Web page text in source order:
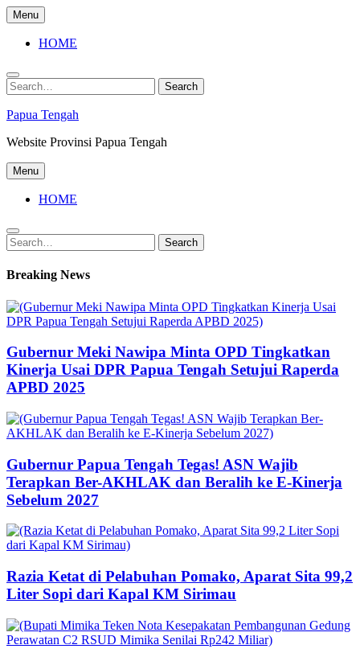
Skip
to
content
Menu
HOME
Search
for:
Search
Papua Tengah
Website Provinsi Papua Tengah
Menu
HOME
Search
for:
Search
Breaking News
Gubernur Meki Nawipa Minta OPD Tingkatkan
Kinerja Usai DPR Papua Tengah Setujui Raperda
APBD 2025
Gubernur Papua Tengah Tegas! ASN Wajib
Terapkan Ber-AKHLAK dan Beralih ke E-Kinerja
Sebelum 2027
Razia Ketat di Pelabuhan Pomako, Aparat Sita 99,2
Liter Sopi dari Kapal KM Sirimau